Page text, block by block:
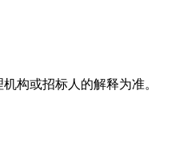
构或招标人的解释为准。